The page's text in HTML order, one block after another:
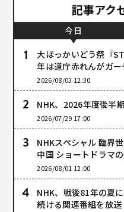
記事アク
今日
大ほっかいどう祭『
年は道庁赤れんがガ
2026/08/03 12:30
NHK、2026年度後半
2026/07/29 17:00
NHKスペシャル 臨界
中国 ショートドラマ
2026/08/01 12:00
NHK、戦後81年の夏
続ける関連番組を放送